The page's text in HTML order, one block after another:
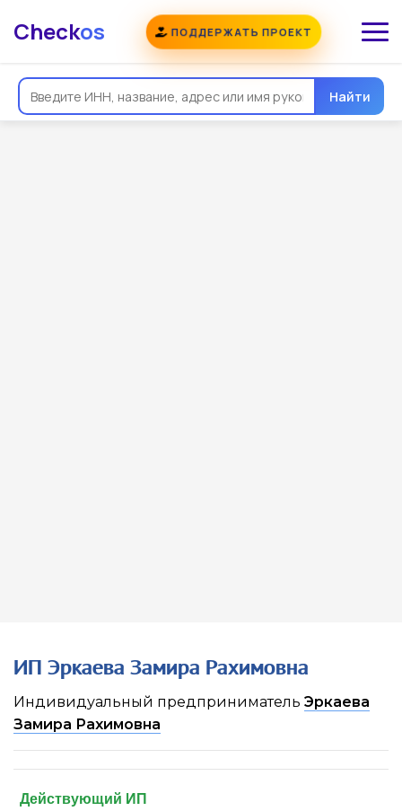
Checkos ПОДДЕРЖАТЬ ПРОЕКТ
Найти
ИП Эркаева Замира Рахимовна
Индивидуальный предприниматель Эркаева
Замира Рахимовна
Действующий ИП